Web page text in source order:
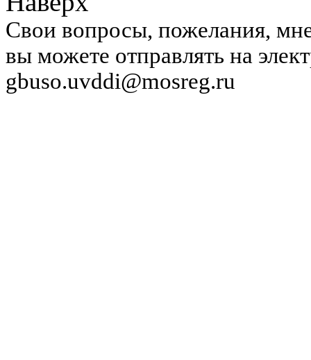
Свои вопросы, пожелания,
вы можете отправлять на
gbuso.uvddi@mosreg.ru